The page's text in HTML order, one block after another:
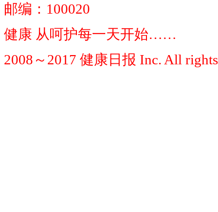
邮编：100020
健康 从呵护每一天开始……
2008～2017 健康日报 Inc. All